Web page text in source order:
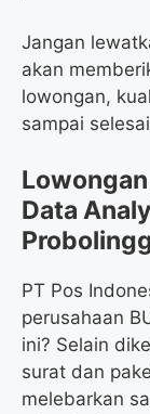
Jangan
akan
lowongan,
sampai
Data
PT Pos
perusahaan
ini? Selain
surat dan
melebarkan